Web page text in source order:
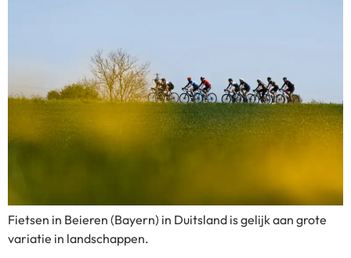
Fietsen in Beieren (Bayern) in Duitsland is gelijk aan grote
variatie in landschappen.